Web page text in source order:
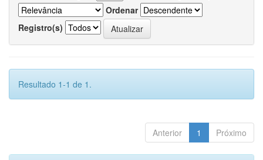
Ordenar
Registro(s)
Resultado 1-1 de 1.
Anterior 1 Próximo